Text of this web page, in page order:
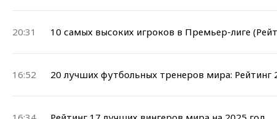
20:31 10 самых высоких игроков в Премьер-лиге
16:52 20 лучших футбольных тренеров мира: Рейтинг